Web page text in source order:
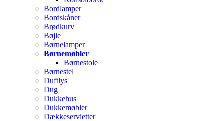
Bordlamper
Bordskåner
Brødkurv
Bøjle
Børnelamper
Børnemøbler
Børnestole
Børnestel
Duftlys
Dug
Dukkehus
Dukkemøbler
Dækkeservietter